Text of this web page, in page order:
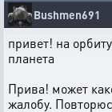
Bushmen691
привет! на
планета
Прива! может
жалобу.